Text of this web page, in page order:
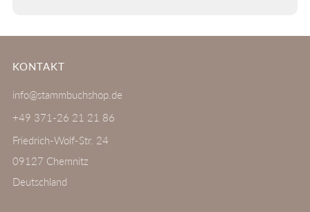
KONTAKT
info@stammbuchshop.de
+49 371-26 21 21 86
Friedrich-Wolf-Str. 24
09127 Chemnitz
Deutschland